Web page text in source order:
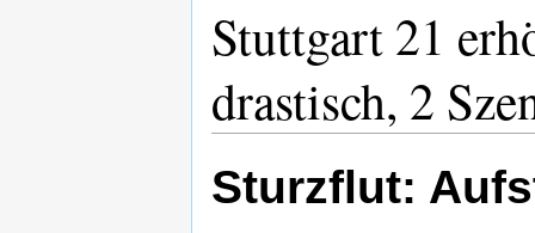
Stuttgart 21
drastisch, 2
Sturzflut: